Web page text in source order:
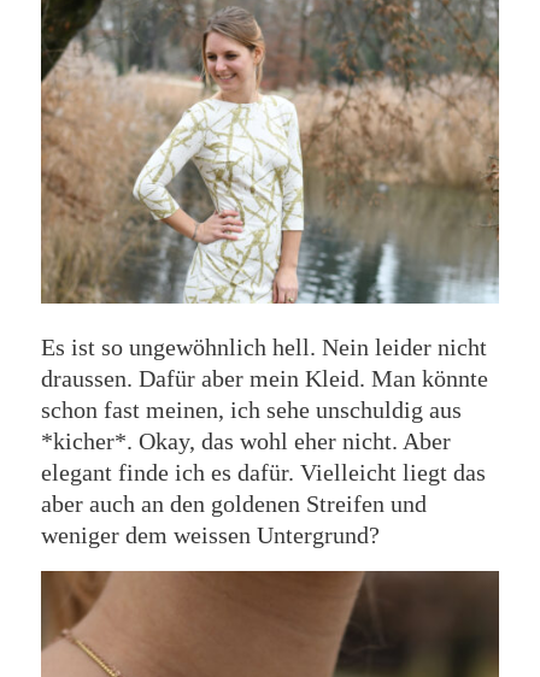
Es ist so ungewöhnlich hell. Nein leider nicht
draussen. Dafür aber mein Kleid. Man könnte
schon fast meinen, ich sehe unschuldig aus
*kicher*. Okay, das wohl eher nicht. Aber
elegant finde ich es dafür. Vielleicht liegt das
aber auch an den goldenen Streifen und
weniger dem weissen Untergrund?